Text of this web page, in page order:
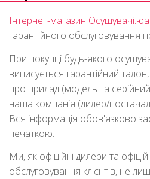
Інтернет-магазин Осушувачі.юа
гарантійного обслуговування
При покупці будь-якого
виписується гарантійний
про прилад (модель та
наша компанія (дилер/
Вся інформація обов'язково
печаткою.
Ми, як офіційні дилери та
обслуговування клієнтів, не